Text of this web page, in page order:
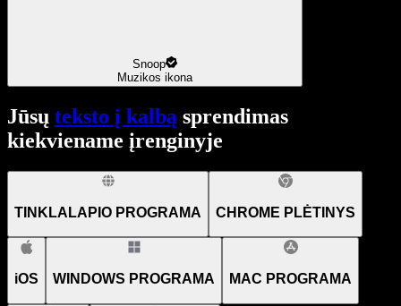
Snoop
Muzikos ikona
Jūsų teksto į kalbą sprendimas
kiekviename įrenginyje
TINKLALAPIO PROGRAMA CHROME PLĖTINYS
iOS WINDOWS PROGRAMA MAC PROGRAMA